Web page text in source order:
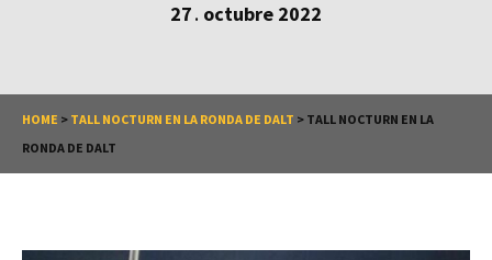
27 . octubre 2022
HOME > TALL NOCTURN EN LA RONDA DE DALT > TALL NOCTURN EN LA
RONDA DE DALT